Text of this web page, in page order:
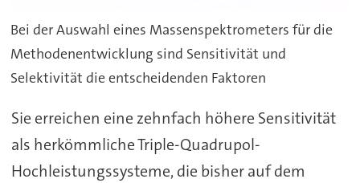
Bei der Auswahl eines Massenspektrometers für die
Methodenentwicklung sind Sensitivität und
Selektivität die entscheidenden Faktoren
Sie erreichen eine zehnfach höhere Sensitivität
als herkömmliche Triple-Quadrupol-
Hochleistungssysteme, die bisher auf dem